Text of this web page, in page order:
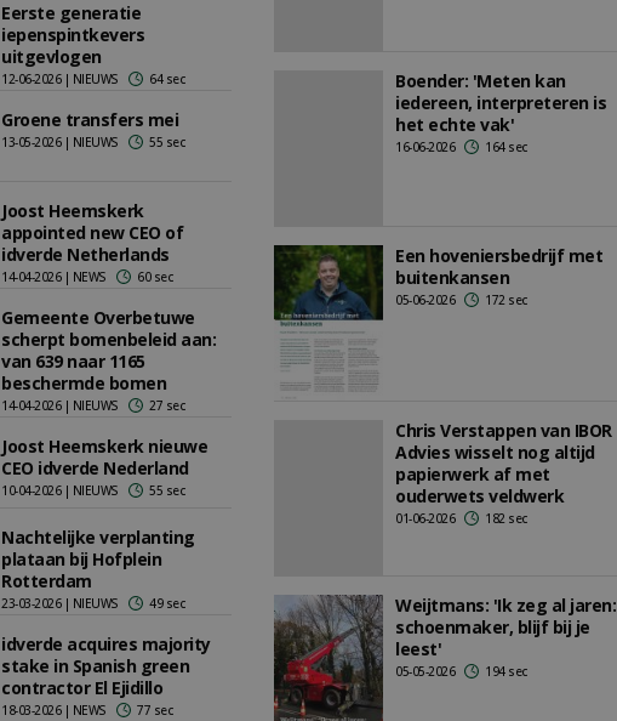
Eerste generatie
iepenspintkevers
uitgevlogen
12-06-2026 | NIEUWS 64 sec
Groene transfers mei
13-05-2026 | NIEUWS 55 sec
Joost Heemskerk
appointed new CEO of
idverde Netherlands
14-04-2026 | NEWS 60 sec
Gemeente Overbetuwe
scherpt bomenbeleid aan:
van 639 naar 1165
beschermde bomen
14-04-2026 | NIEUWS 27 sec
Joost Heemskerk nieuwe
CEO idverde Nederland
10-04-2026 | NIEUWS 55 sec
Nachtelijke verplanting
plataan bij Hofplein
Rotterdam
23-03-2026 | NIEUWS 49 sec
idverde acquires majority
stake in Spanish green
contractor El Ejidillo
18-03-2026 | NEWS 77 sec
Boender: 'Meten kan
iedereen, interpreteren is
het echte vak'
16-06-2026 164 sec
Een hoveniersbedrijf met
buitenkansen
05-06-2026 172 sec
Chris Verstappen van IBOR
Advies wisselt nog altijd
papierwerk af met
ouderwets veldwerk
01-06-2026 182 sec
Weijtmans: 'Ik zeg al jaren:
schoenmaker, blijf bij je
leest'
05-05-2026 194 sec